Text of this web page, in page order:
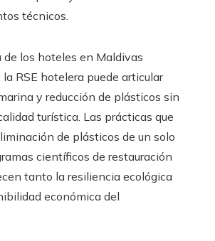
técnicos.
de los hoteles en Maldivas
RSE hotelera puede articular
y reducción de plásticos sin
turística. Las prácticas que
de plásticos de un solo
científicos de restauración
tanto la resiliencia ecológica
económica del